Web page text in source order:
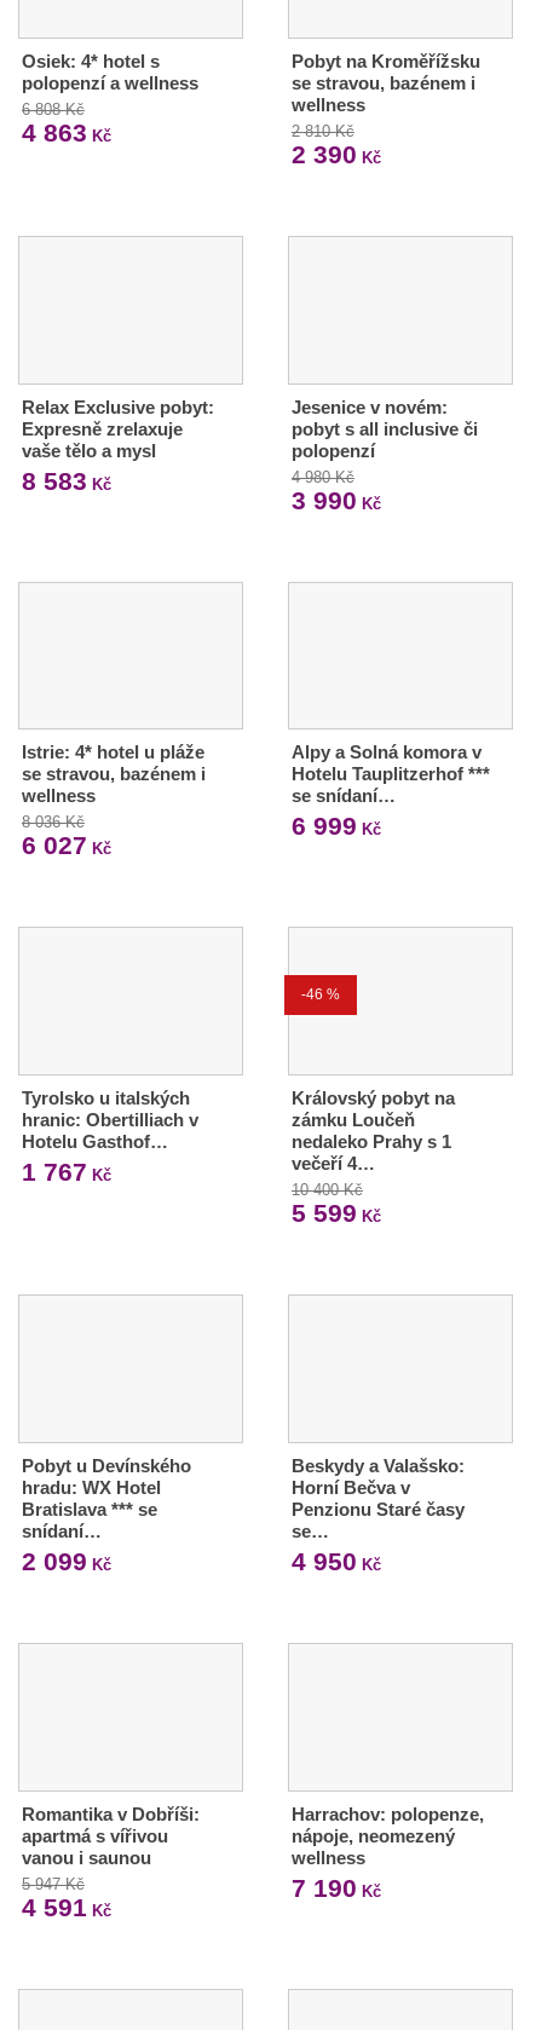
Osiek: 4* hotel s
polopenzí a wellness
6 808 Kč
4 863 Kč
Pobyt na Kroměřížsku
se stravou, bazénem i
wellness
2 810 Kč
2 390 Kč
Relax Exclusive pobyt:
Expresně zrelaxuje
vaše tělo a mysl
8 583 Kč
Jesenice v novém:
pobyt s all inclusive či
polopenzí
4 980 Kč
3 990 Kč
Istrie: 4* hotel u pláže
se stravou, bazénem i
wellness
8 036 Kč
6 027 Kč
Alpy a Solná komora v
Hotelu Tauplitzerhof ***
se snídaní…
6 999 Kč
Tyrolsko u italských
hranic: Obertilliach v
Hotelu Gasthof…
1 767 Kč
-46 %
Královský pobyt na
zámku Loučeň
nedaleko Prahy s 1
večeří 4…
10 400 Kč
5 599 Kč
Pobyt u Devínského
hradu: WX Hotel
Bratislava *** se
snídaní…
2 099 Kč
Beskydy a Valašsko:
Horní Bečva v
Penzionu Staré časy
se…
4 950 Kč
Romantika v Dobříši:
apartmá s vířivou
vanou i saunou
5 947 Kč
4 591 Kč
Harrachov: polopenze,
nápoje, neomezený
wellness
7 190 Kč